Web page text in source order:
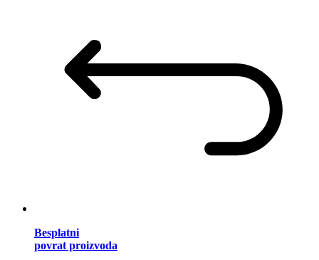
Besplatni
povrat proizvoda